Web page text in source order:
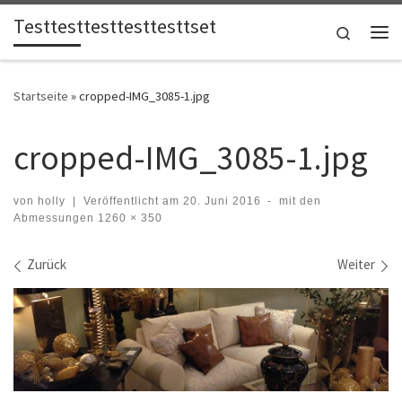
Zum Inhalt springen
Testtesttesttesttesttset
Search
Startseite »cropped-IMG_3085-1.jpg
cropped-IMG_3085-1.jpg
von holly | Veröffentlicht am 20. Juni 2016 -
mit den
Abmessungen 1260 × 350
Bilder Navigation
Zurück Weiter